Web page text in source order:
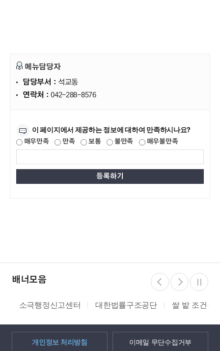
메뉴담당자
담당부서 : 석교동
연락처 :042-288-8576
이 페이지에서 제공하는 정보에 대하여 만족하시나요?
매우만족 만족 보통 불만족 매우불만족
배너모음
소극행정신고센터 대한법률구조공단 쌀 밭 조건분리
개인정보 처리방침 이메일 무단수집거부